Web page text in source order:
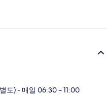
도) - 매일 06:30 ~ 11:00